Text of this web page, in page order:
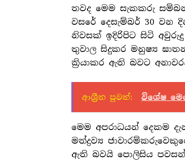
තවද මෙම සැකකරු
වසරේ දෙසැම්බර් 30
නිවසක් ඉදිරිපිට සිටි
තුවාල සිදුකර මනුෂ්‍ය
ක්‍රියාකර ඇති බවට
ආශ්‍රීත පුවත්: විශේෂ
මෙම අපරාධයන් දෙකම
මත්ද්‍රව්‍ය
ඇති බවයි පොලිසිය